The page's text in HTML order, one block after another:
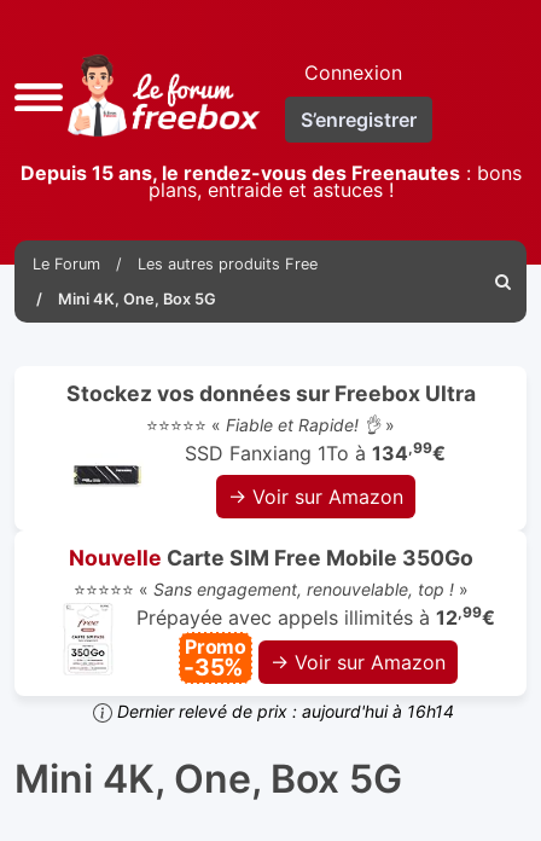
Accès
rapide
Connexion
S’enregistrer
Depuis 15 ans, le rendez-vous des Freenautes: bons
plans, entraide et astuces !
Le Forum
Les autres produits Free
Mini 4K, One, Box 5G
Stockez vos données sur Freebox Ultra
⭐⭐⭐⭐⭐ « Fiable et Rapide! 👌»
SSD Fanxiang 1To à 134,99€
→ Voir sur Amazon
Nouvelle Carte SIM Free Mobile 350Go
⭐⭐⭐⭐⭐ « Sans engagement, renouvelable, top !»
Prépayée avec appels illimités à 12,99€
Promo
-35% → Voir sur Amazon
Dernier relevé de prix : aujourd'hui à 16h14
Mini 4K, One, Box 5G